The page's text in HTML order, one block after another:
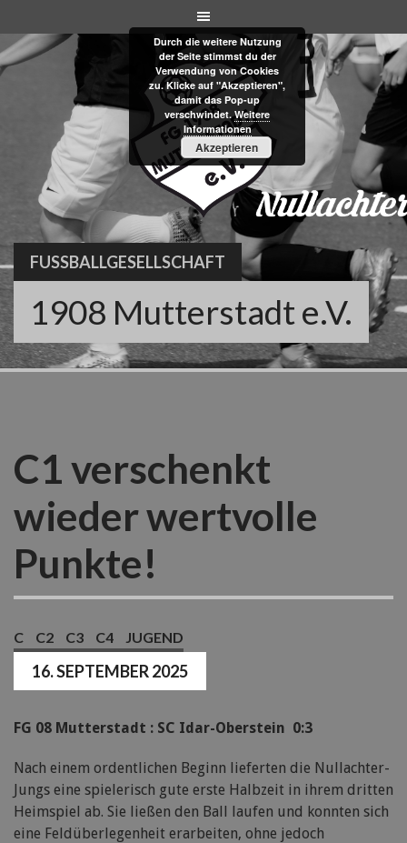
to
content
FUSSBALLGESELLSCHAFT
1908 Mutterstadt e.V.
C1 verschenkt
wieder wertvolle
Punkte!
C C2 C3 C4 JUGEND
16. SEPTEMBER 2025
FG 08 Mutterstadt : SC Idar-Oberstein 0:3
Nach einem ordentlichen Beginn lieferten die Nullachter-
Jungs eine spielerisch gute erste Halbzeit in ihrem dritten
Heimspiel ab. Sie ließen den Ball laufen und konnten sich
eine Feldüberlegenheit erarbeiten, ohne jedoch
Durch die weitere Nutzung
der Seite stimmst du der
Verwendung von Cookies
zu. Klicke auf "Akzeptieren",
damit das Pop-up
verschwindet.Weitere
Informationen
Akzeptieren